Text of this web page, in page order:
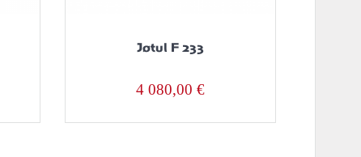
Jøtul F 233
4 080,00 €